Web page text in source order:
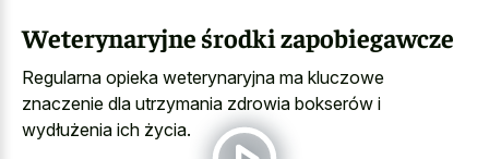
Weterynaryjne środki zapobiegawcze
Regularna opieka weterynaryjna ma kluczowe
znaczenie dla utrzymania zdrowia bokserów i
wydłużenia ich życia.